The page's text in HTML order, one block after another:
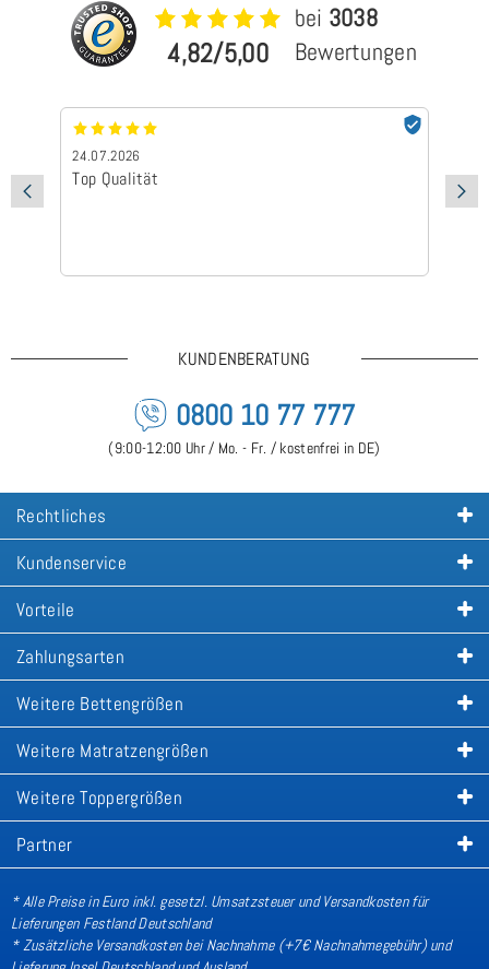
4,82/5,00
bei 3038
Bewertungen
24.07.2026
Top Qualität
KUNDENBERATUNG
0800 10 77 777
(9:00-12:00 Uhr / Mo. - Fr. / kostenfrei in DE)
Rechtliches
Kundenservice
Vorteile
Zahlungsarten
Weitere Bettengrößen
Weitere Matratzengrößen
Weitere Toppergrößen
Partner
* Alle Preise in Euro inkl. gesetzl. Umsatzsteuer und Versandkosten für
Lieferungen Festland Deutschland
* Zusätzliche Versandkosten bei Nachnahme (+7€ Nachnahmegebühr) und